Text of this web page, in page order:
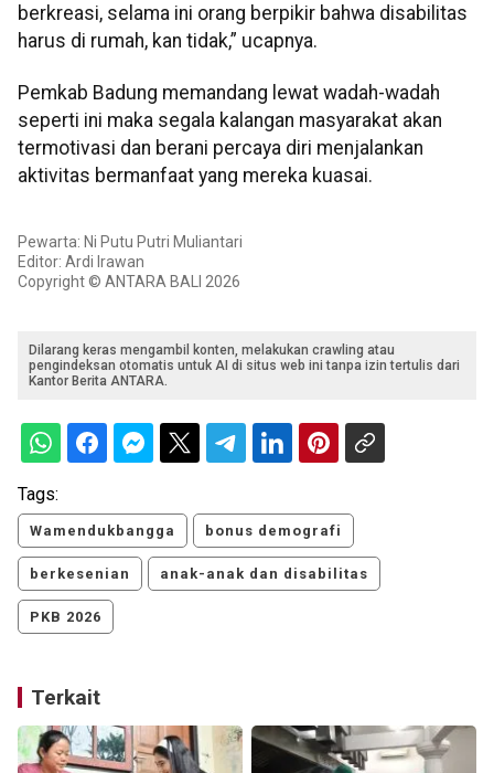
berkreasi, selama ini orang berpikir bahwa disabilitas
harus di rumah, kan tidak,” ucapnya.
Pemkab Badung memandang lewat wadah-wadah
seperti ini maka segala kalangan masyarakat akan
termotivasi dan berani percaya diri menjalankan
aktivitas bermanfaat yang mereka kuasai.
Pewarta: Ni Putu Putri Muliantari
Editor: Ardi Irawan
Copyright © ANTARA BALI 2026
Dilarang keras mengambil konten, melakukan crawling atau
pengindeksan otomatis untuk AI di situs web ini tanpa izin tertulis dari
Kantor Berita ANTARA.
Tags:
Wamendukbangga bonus demografi
berkesenian anak-anak dan disabilitas
PKB 2026
Terkait